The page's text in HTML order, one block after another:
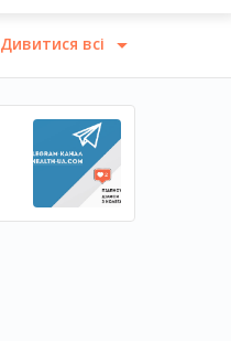
Дивитися всі